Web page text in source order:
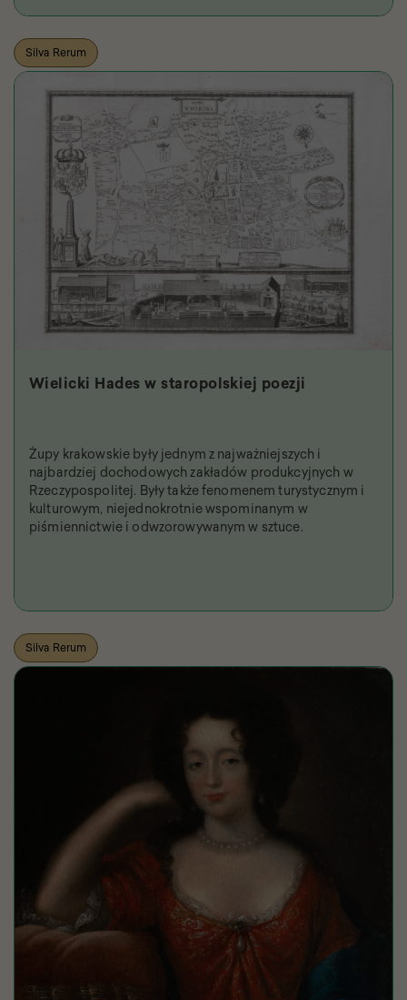
Silva Rerum
Wielicki Hades w staropolskiej poezji
Żupy krakowskie były jednym z najważniejszych i
najbardziej dochodowych zakładów produkcyjnych w
Rzeczypospolitej. Były także fenomenem turystycznym i
kulturowym, niejednokrotnie wspominanym w
piśmiennictwie i odwzorowywanym w sztuce.
Silva Rerum